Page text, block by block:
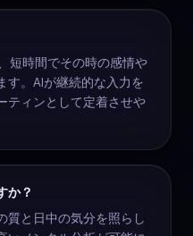
短時間でその時の感情や
す。AIが継続的な入力を
ティンとして定着させや
か？
質と日中の気分を照らし